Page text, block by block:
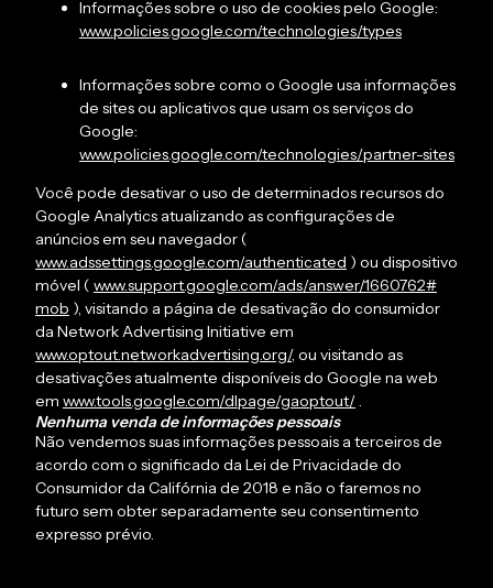
Informações sobre o uso de cookies pelo Google:
www.policies.google.com/technologies/types
Informações sobre como o Google usa informações
de sites ou aplicativos que usam os serviços do
Google:
www.policies.google.com/technologies/partner-sites
Você pode desativar o uso de determinados recursos do
Google Analytics atualizando as configurações de
anúncios em seu navegador (
www.adssettings.google.com/authenticated ) ou dispositivo
móvel ( www.support.google.com/ads/answer/1660762#
mob ), visitando a página de desativação do consumidor
da Network Advertising Initiative em
www.optout.networkadvertising.org/, ou visitando as
desativações atualmente disponíveis do Google na web
em www.tools.google.com/dlpage/gaoptout/.
Nenhuma venda de informações pessoais
Não vendemos suas informações pessoais a terceiros de
acordo com o significado da Lei de Privacidade do
Consumidor da Califórnia de 2018 e não o faremos no
futuro sem obter separadamente seu consentimento
expresso prévio.